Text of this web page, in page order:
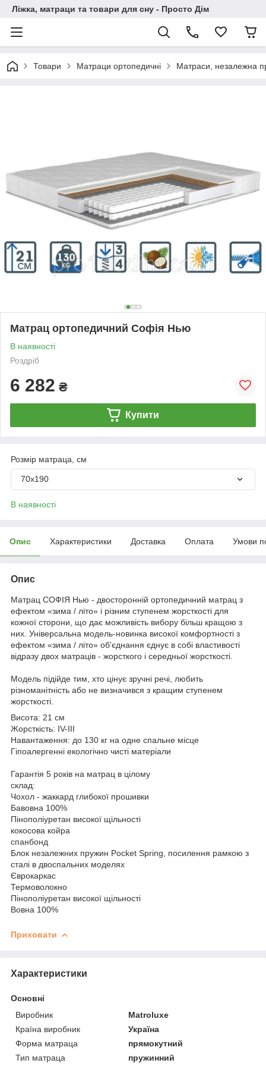
Ліжка, матраци та товари для сну - Просто Дім
Товари Матраци ортопедичні Матраси, незалежна
Матрац ортопедичний Софія Нью
В наявності
Роздріб
6 282 ₴
Купити
Розмір матраца, см
70х190
В наявності
Опис Характеристики Доставка Оплата Умови
Опис
Матрац СОФІЯ Нью - двосторонній ортопедичний матрац з
ефектом «зима / літо» і різним ступенем жорсткості для
кожної сторони, що дає можливість вибору більш кращою з
них. Універсальна модель-новинка високої комфортності з
ефектом «зима / літо» об'єднання єднує в собі властивості
відразу двох матраців - жорсткого і середньої жорсткості.
Модель підійде тим, хто цінує зручні речі, любить
різноманітність або не визначився з кращим ступенем
жорсткості.
Висота: 21 см
Жорсткість: IV-III
Навантаження: до 130 кг на одне спальне місце
Гіпоалергенні екологічно чисті матеріали
Гарантія 5 років на матрац в цілому
склад:
Чохол - жаккард глибокої прошивки
Бавовна 100%
Пінополіуретан високої щільності
кокосова койра
спанбонд
Блок незалежних пружин Pocket Spring, посилення рамкою з
сталі в двоспальних моделях
Єврокаркас
Термоволокно
Пінополіуретан високої щільності
Вовна 100%
Приховати
Характеристики
Основні
Виробник
Matroluxe
Країна виробник
Україна
Форма матраца
прямокутний
Тип матраца
пружинний